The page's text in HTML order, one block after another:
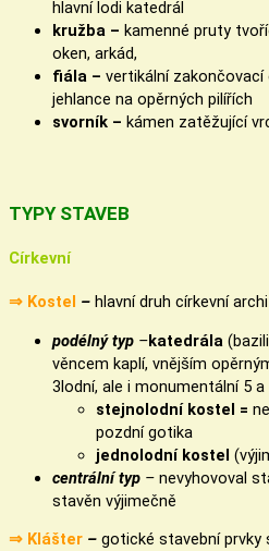
hlavní lodi katedrál
kružba – kamenné pruty
oken, arkád,
fiála – vertikální
jehlance na opěrných pilířích
svorník – kámen zatěžující
TYPY STAVEB
Církevní
⇒ Kostel – hlavní druh církevní
podélný typ –katedrála
věncem kaplí, vnějším
3lodní, ale i monumentální 5 a
stejnolodní kostel =
pozdní gotika
jednolodní kostel
centrální typ – nevyhovoval
stavěn výjimečně
⇒ Klášter – gotické stavební prvky